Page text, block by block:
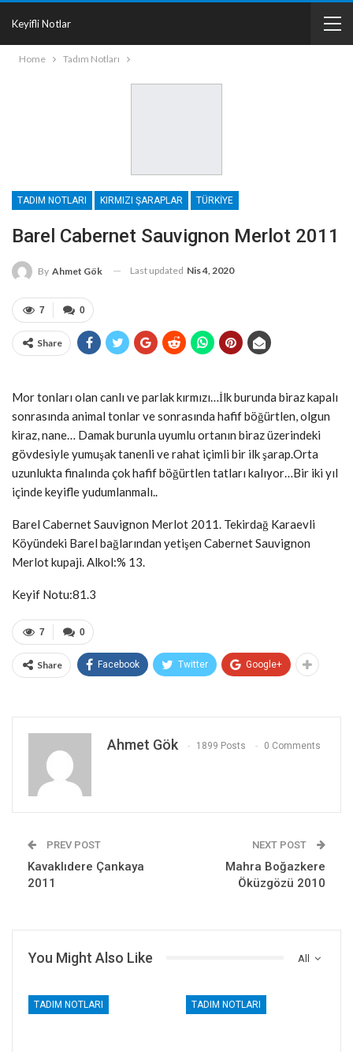
Keyifli Notlar
Home Tadım Notları
TADIM NOTLARI KIRMIZI ŞARAPLAR TÜRKIYE
Barel Cabernet Sauvignon Merlot 2011
By Ahmet Gök Last updated Nis 4, 2020
0
7
Share
Mor tonları olan canlı ve parlak kırmızı…İlk burunda biraz kapalı
sonrasında animal tonlar ve sonrasında hafif böğürtlen, olgun
kiraz, nane… Damak burunla uyumlu ortanın biraz üzerindeki
gövdesiyle yumuşak tanenli ve rahat içimli bir ilk şarap.Orta
uzunlukta finalında çok hafif böğürtlen tatları kalıyor…Bir iki yıl
içinde keyifle yudumlanmalı..
Barel Cabernet Sauvignon Merlot 2011. Tekirdağ Karaevli
Köyündeki Barel bağlarından yetişen Cabernet Sauvignon
Merlot kupaji. Alkol:% 13.
Keyif Notu:81.3
0
7
Share Facebook Twitter Google+
Ahmet Gök 1899 Posts 0 Comments
PREV POST
Kavaklıdere Çankaya
2011
NEXT POST
Mahra Boğazkere
Öküzgözü 2010
All
You Might Also Like
TADIM NOTLARI TADIM NOTLARI